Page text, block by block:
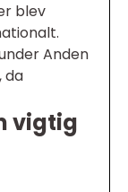
blev
Anden
da
vigtig